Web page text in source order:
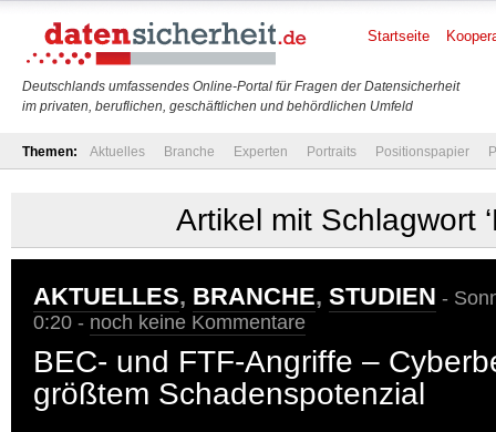
Deutschlands umfassendes Online-Portal für Fragen der Datensicherheit
im privaten, beruflichen, geschäftlichen und behördlichen Umfeld
Startseite
Themen: Aktuelles Branche Experten Portraits Positionspapier
Artikel mit Schlagwort
AKTUELLES, BRANCHE, STUDIEN -
0:20 - noch keine Kommentare
BEC- und FTF-Angriffe –
größtem Schadenspotenzial